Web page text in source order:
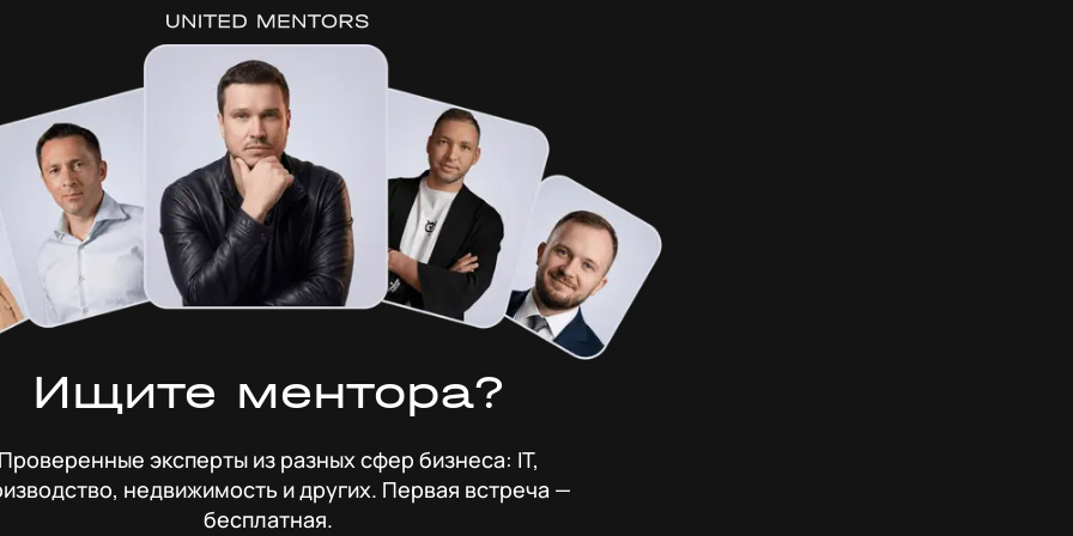
Ищите ментора?
эксперты из разных сфер бизнеса: IT,
недвижимость и других. Первая встреча —
бесплатная.